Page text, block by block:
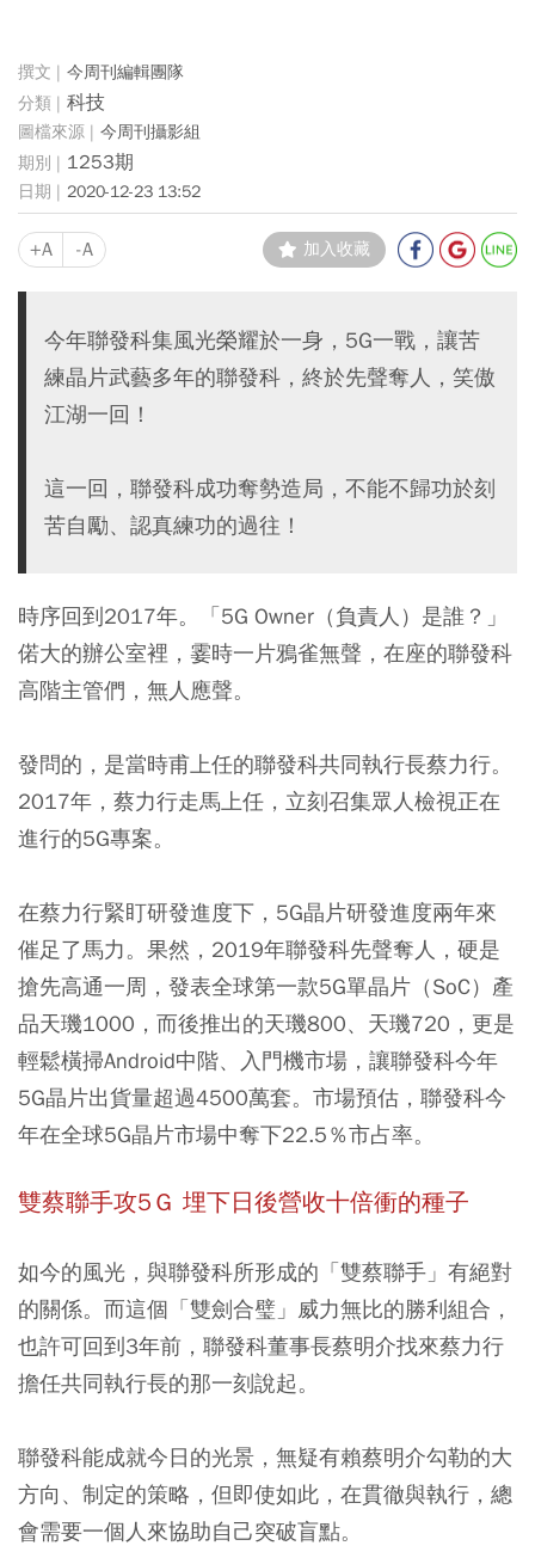
今周刊編輯團隊
科技
今周刊攝影組
1253期
2020-12-23 13:52
+A -A 加入收藏
今年聯發科集風光榮耀於一身，5G一戰，讓苦
練晶片武藝多年的聯發科，終於先聲奪人，笑傲
江湖一回！
這一回，聯發科成功奪勢造局，不能不歸功於刻
苦自勵、認真練功的過往！
時序回到2017年。「5G Owner（負責人）是誰？」
偌大的辦公室裡，霎時一片鴉雀無聲，在座的聯發科
高階主管們，無人應聲。
發問的，是當時甫上任的聯發科共同執行長蔡力行。
2017年，蔡力行走馬上任，立刻召集眾人檢視正在
進行的5G專案。
在蔡力行緊盯研發進度下，5G晶片研發進度兩年來
催足了馬力。果然，2019年聯發科先聲奪人，硬是
搶先高通一周，發表全球第一款5G單晶片（SoC）產
品天璣1000，而後推出的天璣800、天璣720，更是
輕鬆橫掃Android中階、入門機市場，讓聯發科今年
5G晶片出貨量超過4500萬套。市場預估，聯發科今
年在全球5G晶片市場中奪下22.5％市占率。
雙蔡聯手攻5Ｇ 埋下日後營收十倍衝的種子
如今的風光，與聯發科所形成的「雙蔡聯手」有絕對
的關係。而這個「雙劍合璧」威力無比的勝利組合，
也許可回到3年前，聯發科董事長蔡明介找來蔡力行
擔任共同執行長的那一刻說起。
聯發科能成就今日的光景，無疑有賴蔡明介勾勒的大
方向、制定的策略，但即使如此，在貫徹與執行，總
會需要一個人來協助自己突破盲點。